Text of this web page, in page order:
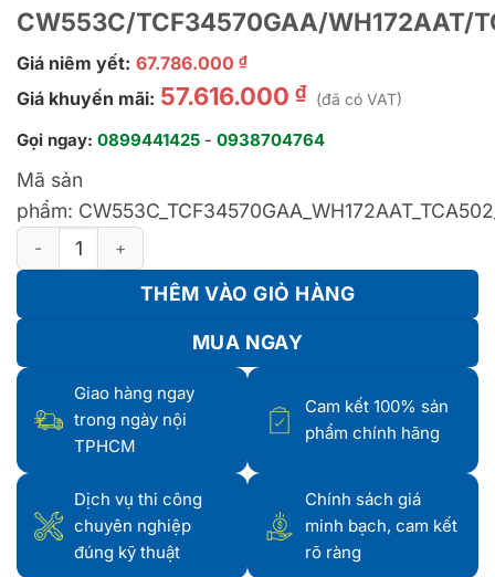
CW553C/TCF34570GAA/WH172AAT/
Giá niêm yết: 67.786.000 ₫
Giá khuyến mãi: 57.616.000 ₫ (đã có VAT)
Gọi ngay: 0899441425 - 0938704764
Mã sản
phẩm:
CW553C/TCF34570GAA/WH172AAT/TCA502/MB175M#SS
THÊM VÀO GIỎ HÀNG
MUA NGAY
Giao hàng ngay
trong ngày nội
TPHCM
Cam kết 100% sản
phẩm chính hãng
Dịch vụ thi công
chuyên nghiệp
đúng kỹ thuật
Chính sách giá
minh bạch, cam kết
rõ ràng